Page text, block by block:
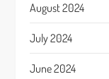
August 2024
July 2024
June 2024